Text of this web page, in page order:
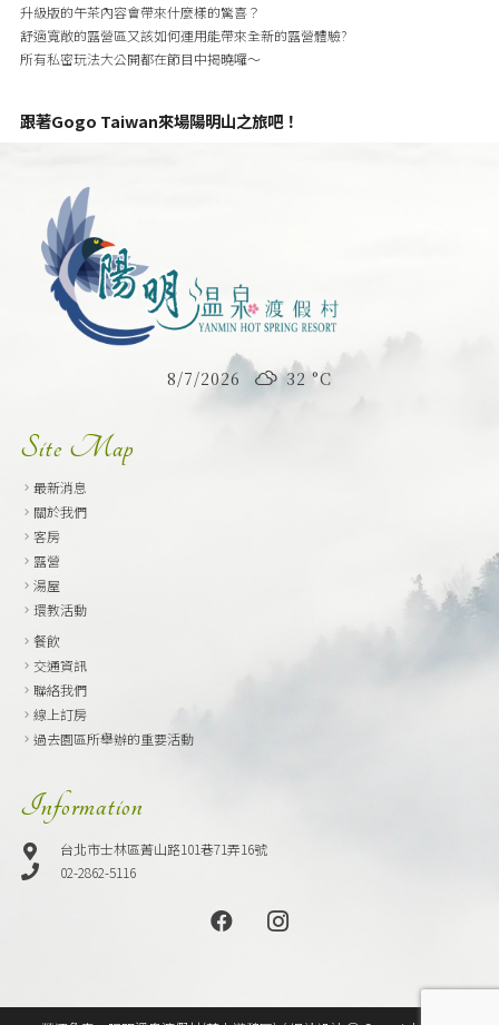
升級版的午茶內容會帶來什麼樣的驚喜？
舒適寬敞的露營區又該如何運用能帶來全新的露營體驗?
所有私密玩法大公開都在節目中揭曉囉～
跟著Gogo Taiwan來場陽明山之旅吧！
8/7/2026 32 °C
Site Map
最新消息
關於我們
客房
露營
湯屋
環教活動
餐飲
交通資訊
聯絡我們
線上訂房
過去園區所舉辦的重要活動
Information
台北市士林區菁山路101巷71弄16號
02-2862-5116